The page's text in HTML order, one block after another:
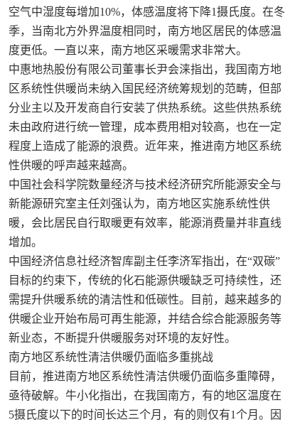
空气中湿度每增加10%，体感温度将下降1摄氏度。在冬
季，当南北方外界温度相同时，南方地区居民的体感温
度更低。一直以来，南方地区采暖需求非常大。
中惠地热股份有限公司董事长尹会涞指出，我国南方地
区系统性供暖尚未纳入国民经济统筹规划的范畴，但部
分业主以及开发商自行安装了供热系统。这些供热系统
未由政府进行统一管理，成本费用相对较高，也在一定
程度上造成了能源的浪费。近年来，推进南方地区系统
性供暖的呼声越来越高。
中国社会科学院数量经济与技术经济研究所能源安全与
新能源研究室主任刘强认为，南方地区实施系统性供
暖，会比居民自行取暖更有效率，能源消费量并非直线
增加。
中国经济信息社经济智库副主任李济军指出，在“双碳”
目标的约束下，传统的化石能源供暖缺乏可持续性，还
需提升供暖系统的清洁性和低碳性。目前，越来越多的
供暖企业开始布局可再生能源，并结合综合能源服务等
新业态，不断提升供暖服务对环境的友好性。
南方地区系统性清洁供暖仍面临多重挑战
目前，推进南方地区系统性清洁供暖仍面临多重障碍，
亟待破解。牛小化指出，在我国南方，有的地区温度在
5摄氏度以下的时间长达三个月，有的则仅有1个月。因